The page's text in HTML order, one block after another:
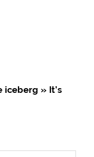
iceberg » It’s